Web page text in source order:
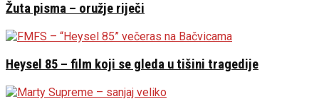
Žuta pisma – oružje riječi
Heysel 85 – film koji se gleda u tišini tragedije